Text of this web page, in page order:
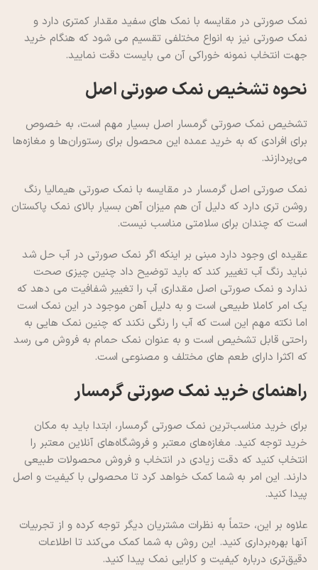
نمک صورتی در مقایسه با نمک های سفید مقدار کمتری دارد و
نمک صورتی نیز به انواع مختلفی تقسیم می شود که هنگام خرید
جهت انتخاب نمونه خوراکی آن می بایست دقت نمایید.
نحوه تشخیص نمک صورتی اصل
تشخیص نمک صورتی گرمسار اصل بسیار مهم است، به خصوص
برای افرادی که به خرید عمده این محصول برای رستوران‌ها و مغازه‌ها
می‌پردازند.
نمک صورتی اصل گرمسار در مقایسه با نمک صورتی هیمالیا رنگ
روشن تری دارد که دلیل آن هم میزان آهن بسیار بالای نمک پاکستان
است که چندان برای سلامتی مناسب نیست.
عقیده ای وجود دارد مبنی بر اینکه اگر نمک صورتی در آب حل شد
نباید رنگ آب تغییر کند که باید توضیح داد چنین چیزی صحت
ندارد و نمک صورتی اصل مقداری آب را تغییر شفافیت می دهد که
یک امر کاملا طبیعی است و به دلیل آهن موجود در این نمک است
اما نکته مهم این است که آب را رنگی نکند که چنین نمک هایی به
راحتی قابل تشخیص است و به عنوان نمک حمام به فروش می رسد
که اکثرا دارای طعم های مختلف و مصنوعی است.
راهنمای خرید نمک صورتی گرمسار
برای خرید مناسب‌ترین نمک صورتی گرمسار، ابتدا باید به مکان
خرید توجه کنید. مغازه‌های معتبر و فروشگاه‌های آنلاین معتبر را
انتخاب کنید که دقت زیادی در انتخاب و فروش محصولات طبیعی
دارند. این امر به شما کمک خواهد کرد تا محصولی با کیفیت و اصل
پیدا کنید.
علاوه بر این، حتماً به نظرات مشتریان دیگر توجه کرده و از تجربیات
آنها بهره‌برداری کنید. این روش به شما کمک می‌کند تا اطلاعات
دقیق‌تری درباره کیفیت و کارایی نمک پیدا کنید.